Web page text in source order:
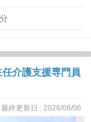
介護支援専門員
最終更新日 : 2026/08/06